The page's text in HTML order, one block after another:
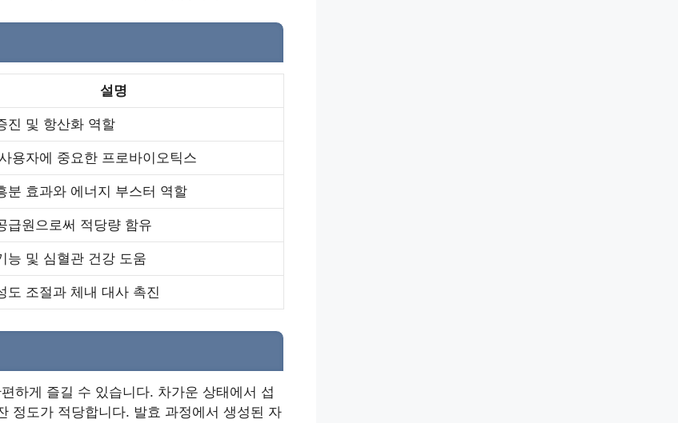
설명
진 및 항산화 역할
용자에 중요한 프로바이오틱스
분 효과와 에너지 부스터 역할
급원으로써 적당량 함유
능 및 심혈관 건강 도움
도 조절과 체내 대사 촉진
하게 즐길 수 있습니다. 차가운 상태에서 섭
정도가 적당합니다. 발효 과정에서 생성된 자